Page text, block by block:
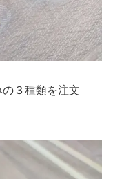
３種類を注文